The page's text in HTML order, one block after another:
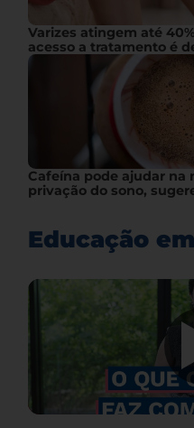
Varizes atingem até
acesso a tratamento é
Cafeína pode ajudar na
privação do sono,
Educação